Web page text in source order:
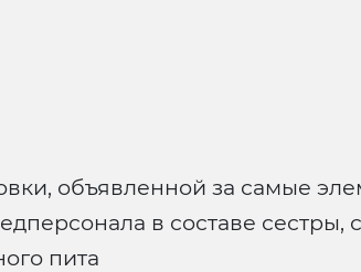
объявленной за самые
в составе сестры,
пита